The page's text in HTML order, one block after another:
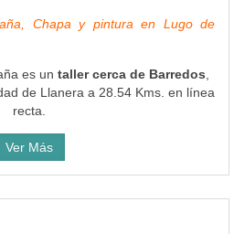
Chapa y pintura en Lugo de
es un taller cerca de Barredos
de Llanera a 28.54 Kms. en línea
recta.
Ver Más